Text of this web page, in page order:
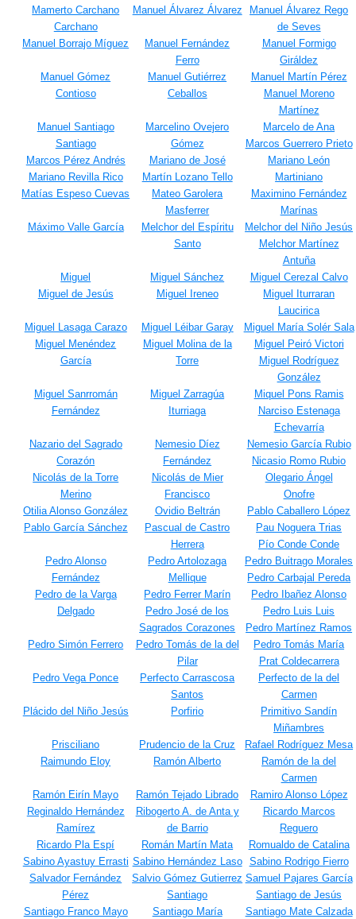
Mamerto Carchano
Carchano
Manuel Álvarez Álvarez
Manuel Álvarez Rego
de Seves
Manuel Borrajo Míguez
Manuel Fernández
Ferro
Manuel Formigo
Giráldez
Manuel Gómez
Contioso
Manuel Gutiérrez
Ceballos
Manuel Martín Pérez
Manuel Moreno
Martínez
Manuel Santiago
Santiago
Marcelino Ovejero
Gómez
Marcelo de Ana
Marcos Guerrero Prieto
Marcos Pérez Andrés
Mariano de José
Mariano León
Mariano Revilla Rico
Martín Lozano Tello
Martiniano
Matías Espeso Cuevas
Mateo Garolera
Masferrer
Maximino Fernández
Marínas
Máximo Valle García
Melchor del Espíritu
Santo
Melchor del Niño Jesús
Melchor Martínez
Antuña
Miguel
Miguel Sánchez
Miguel Cerezal Calvo
Miguel de Jesús
Miguel Ireneo
Miguel Iturraran
Laucirica
Miguel Lasaga Carazo
Miguel Léibar Garay
Miguel María Solér Sala
Miguel Menéndez
García
Miguel Molina de la
Torre
Miguel Peiró Victori
Miguel Rodríguez
González
Miguel Sanrromán
Fernández
Miguel Zarragúa
Iturriaga
Miquel Pons Ramis
Narciso Estenaga
Echevarría
Nazario del Sagrado
Corazón
Nemesio Díez
Fernández
Nemesio García Rubio
Nicasio Romo Rubio
Nicolás de la Torre
Merino
Nicolás de Mier
Francisco
Olegario Ángel
Onofre
Otilia Alonso González
Ovidio Beltrán
Pablo Caballero López
Pablo García Sánchez
Pascual de Castro
Herrera
Pau Noguera Trias
Pío Conde Conde
Pedro Alonso
Fernández
Pedro Artolozaga
Mellique
Pedro Buitrago Morales
Pedro Carbajal Pereda
Pedro de la Varga
Delgado
Pedro Ferrer Marín
Pedro Ibañez Alonso
Pedro José de los
Sagrados Corazones
Pedro Luis Luis
Pedro Martínez Ramos
Pedro Simón Ferrero
Pedro Tomás de la del
Pilar
Pedro Tomás María
Prat Coldecarrera
Pedro Vega Ponce
Perfecto Carrascosa
Santos
Perfecto de la del
Carmen
Plácido del Niño Jesús
Porfirio
Primitivo Sandín
Miñambres
Prisciliano
Prudencio de la Cruz
Rafael Rodríguez Mesa
Raimundo Eloy
Ramón Alberto
Ramón de la del
Carmen
Ramón Eirín Mayo
Ramón Tejado Librado
Ramiro Alonso López
Reginaldo Hernández
Ramírez
Ribogerto A. de Anta y
de Barrio
Ricardo Marcos
Reguero
Ricardo Pla Espí
Román Martín Mata
Romualdo de Catalina
Sabino Ayastuy Errasti Sabino Hernández Laso
Sabino Rodrigo Fierro
Salvador Fernández
Pérez
Salvio Gómez Gutierrez Samuel Pajares García
Santiago
Santiago de Jesús
Santiago Franco Mayo
Santiago María
Santiago Mate Calzada